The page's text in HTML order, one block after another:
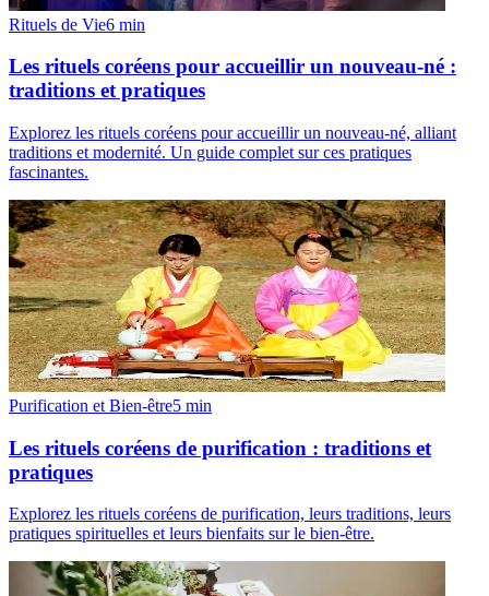
Rituels de Vie6 min
Les rituels coréens pour accueillir un nouveau-né :
traditions et pratiques
Explorez les rituels coréens pour accueillir un nouveau-né, alliant
traditions et modernité. Un guide complet sur ces pratiques
fascinantes.
Purification et Bien-être5 min
Les rituels coréens de purification : traditions et
pratiques
Explorez les rituels coréens de purification, leurs traditions, leurs
pratiques spirituelles et leurs bienfaits sur le bien-être.